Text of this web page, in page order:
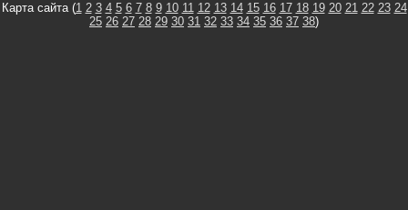
Карта сайта (1 2 3 4 5 6 7 8 9 10 11 12 13 14 15 16 17 18 19 20 21 22 23 24
25 26 27 28 29 30 31 32 33 34 35 36 37 38)